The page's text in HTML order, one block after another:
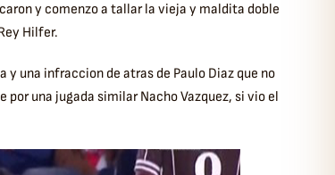
y comenzo a tallar la vieja y maldita doble
Hilfer.
una infraccion de atras de Paulo Diaz que no
una jugada similar Nacho Vazquez, si vio el